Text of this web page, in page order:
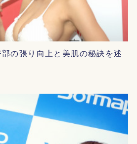
の張り向上と美肌の秘訣を述